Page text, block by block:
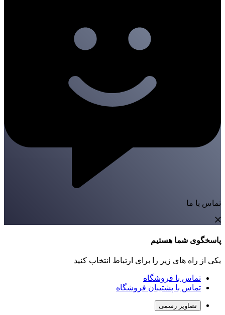
تماس با ما
پاسخگوی شما هستیم
یکی از راه های زیر را برای ارتباط انتخاب کنید
تماس با فروشگاه
تماس با پشتیبان فروشگاه
تصاویر رسمی